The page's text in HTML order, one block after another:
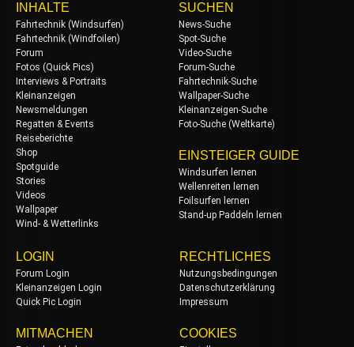
INHALTE
Fahrtechnik (Windsurfen)
Fahrtechnik (Windfoilen)
Forum
Fotos (Quick Pics)
Interviews & Portraits
Kleinanzeigen
Newsmeldungen
Regatten & Events
Reiseberichte
Shop
Spotguide
Stories
Videos
Wallpaper
Wind- & Wetterlinks
SUCHEN
News-Suche
Spot-Suche
Video-Suche
Forum-Suche
Fahrtechnik-Suche
Wallpaper-Suche
Kleinanzeigen-Suche
Foto-Suche (Weltkarte)
EINSTEIGER GUIDE
Windsurfen lernen
Wellenreiten lernen
Foilsurfen lernen
Stand-up Paddeln lernen
LOGIN
Forum Login
Kleinanzeigen Login
Quick Pic Login
MITMACHEN
RECHTLICHES
Nutzungsbedingungen
Datenschutzerklärung
Impressum
COOKIES